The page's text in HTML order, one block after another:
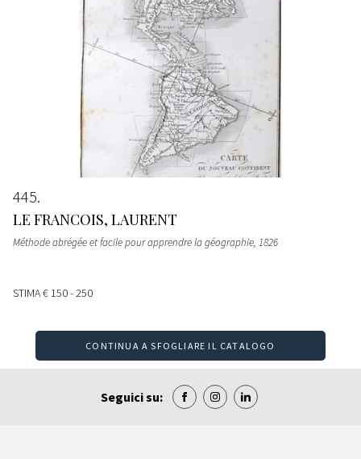
445
LE FRANCOIS, LAURENT
Méthode abrégée et facile pour apprendre la géographie, 1826
STIMA€ 150 - 250
CONTINUA A SFOGLIARE IL CATALOGO
Seguici su: